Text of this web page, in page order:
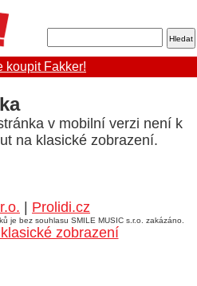
koupit Fakker!
v mobilní verzi není k
na klasické zobrazení.
Prolidi.cz
je bez souhlasu SMILE MUSIC s.r.o. zakázáno.
zobrazení